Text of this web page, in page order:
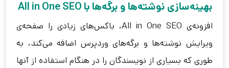
بهینه‌سازی نوشته‌ها و برگه‌ها با All in One SEO
افزونه‌ی All in One SEO، باکس‌های زیادی را صفحه‌ی
ویرایش نوشته‌ها و برگه‌های وردپرس اضافه می‌کند، به
طوری که بسیاری از نویسندگان را در هنگام استفاده از آنها